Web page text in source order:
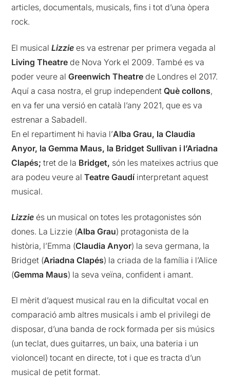
articles, documentals, musicals, fins i tot d’una òpera
rock.
El musicalLizzie es va estrenar per primera vegada al
Living Theatre de Nova York el 2009. També es va
poder veure alGreenwich Theatre de Londres el 2017.
Aquí a casa nostra, el grup independentQuè collons,
en va fer una versió en català l’any 2021, que es va
estrenar a Sabadell.
En el repartiment hi havia l’Alba Grau, la Claudia
Anyor, la Gemma Maus, la Bridget Sullivan i l’Ariadna
Clapés;tret de la Bridget, són les mateixes actrius que
ara podeu veure al Teatre Gaudí interpretant aquest
musical.
Lizzie és un musical on totes les protagonistes són
dones. La Lizzie (Alba Grau) protagonista de la
història, l’Emma (Claudia Anyor) la seva germana, la
Bridget (Ariadna Clapés) la criada de la família i l’Alice
(Gemma Maus) la seva veïna, confident i amant.
El mèrit d’aquest musical rau en la dificultat vocal en
comparació amb altres musicals i amb el privilegi de
disposar, d’una banda de rock formada per sis músics
(un teclat, dues guitarres, un baix, una bateria i un
violoncel) tocant en directe, tot i que es tracta d’un
musical de petit format.